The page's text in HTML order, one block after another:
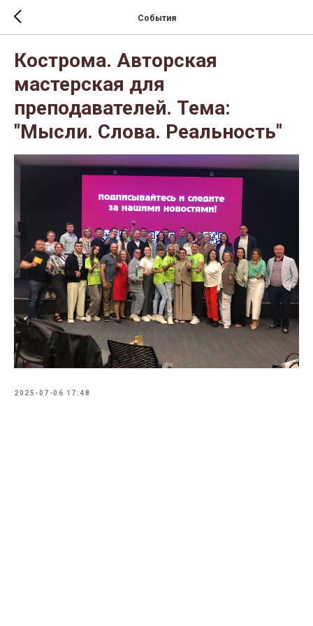
События
Кострома. Авторская
мастерская для
преподавателей. Тема:
"Мысли. Слова. Реальность"
2025-07-06 17:48